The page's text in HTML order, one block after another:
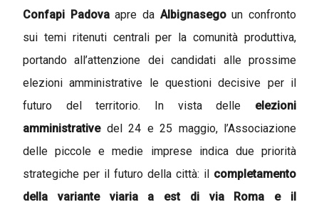
Confapi Padovaapre da Albignasegoun confronto
sui temi ritenuti centrali per la comunità produttiva,
portando all’attenzione dei candidati alle prossime
elezioni amministrative le questioni decisive per il
futuro del territorio. In vista delle elezioni
amministrativedel 24 e 25 maggio, l’Associazione
delle piccole e medie imprese indica due priorità
strategiche per il futuro della città: il completamento
della variante viaria a est di via Roma e il